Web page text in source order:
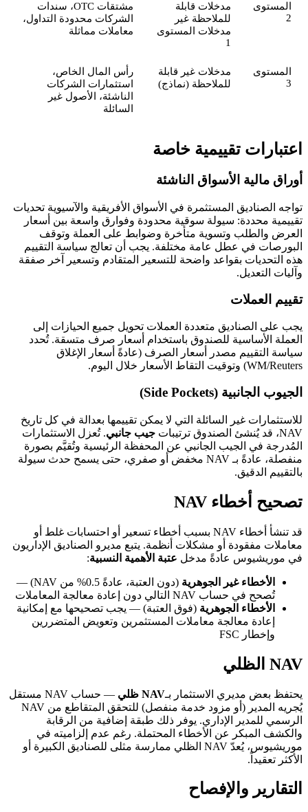
المستوى
2
مدخلات قابلة
للملاحظة غير
مدخلات المستوى
1
مشتقات OTC، سندات
الشركات محدودة التداول،
معاملات مماثلة
المستوى
3
مدخلات غير قابلة
للملاحظة (نماذج)
رأس المال الخاص،
استثمارات الشركات
الناشئة، الأصول غير
السائلة
اعتبارات تقييمية خاصة
أوراق مالية الأسواق الناشئة
تواجه الصناديق المستثمرة في الأسواق الأفريقية والآسيوية تحديات
تقييمية محددة: سيولة سوقية محدودة وفوارق واسعة بين أسعار
العرض والطلب وتسوية متأخرة وضوابط على العملة وتوقف
البورصات في عطل عامة مختلفة. يجب أن تعالج سياسة التقييم
هذه التحديات بقواعد واضحة للتسعير المتقادم وتسعير آخر صفقة
وآليات التعديل.
تقييم العملات
يجب على الصناديق متعددة العملات تحويل جميع الحيازات إلى
العملة الأساسية للصندوق باستخدام أسعار صرف متسقة. تُحدد
سياسة التقييم مصدر أسعار الصرف (عادةً أسعار الإغلاق
WM/Reuters) وتوقيت التقاط الأسعار خلال اليوم.
الجيوب الجانبية (Side Pockets)
للاستثمارات غير السائلة التي لا يمكن تقييمها بعدالة في كل تاريخ
NAV، قد يُنشئ الصندوق ترتيبات
جيب جانبي. تُعزل الاستثمارات
المُدرجة في الجيب الجانبي عن المحفظة الرئيسية وتُقيَّم بصورة
منفصلة، عادةً بـ NAV مخفض أو صفري، حتى يسمح حدث سيولة
بالتقييم الدقيق.
تصحيح أخطاء NAV
قد تنشأ أخطاء NAV بسبب أخطاء تسعير أو احتسابات غلط أو
معاملات مفقودة أو مشكلات أنظمة. يتبع مديرو الصناديق الإداريون
في موريشيوس عادةً مدخل عتبة الأهمية النسبية:
الأخطاء غير الجوهرية
(دون العتبة، عادةً 0.5% من NAV) —
تُصحح في حساب NAV التالي دون إعادة معالجة المعاملات
الأخطاء الجوهرية (فوق العتبة) — يجب تصحيحها مع إمكانية
إعادة معالجة معاملات المستثمرين وتعويض المتضررين
وإخطار FSC
NAV الظلي
يحتفظ بعض مديري الاستثمار بـNAV ظلي
— حساب NAV مستقل
يُجريه المدير (أو مزود خدمة منفصل) للتحقق المتقاطع من NAV
الرسمي للمدير الإداري. يوفر ذلك طبقة إضافية من الرقابة
والكشف المبكر عن الأخطاء المحتملة. رغم عدم إلزاميته في
موريشيوس، يُعدّ NAV الظلي ممارسة مثلى للصناديق الكبيرة أو
الأكثر تعقيداً.
التقارير والإفصاح